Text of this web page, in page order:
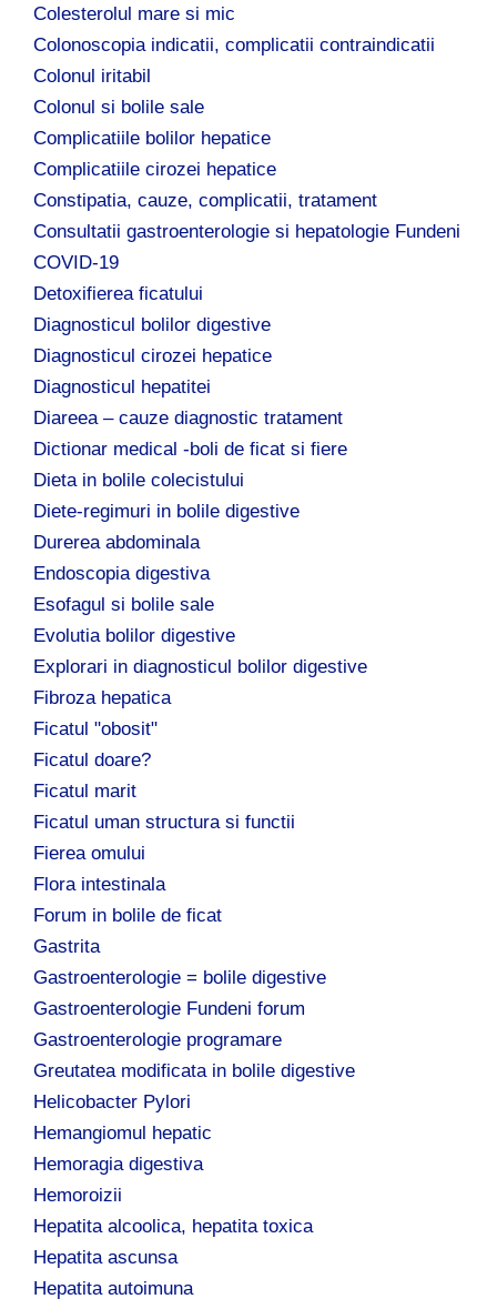
Colesterolul mare si mic
Colonoscopia indicatii, complicatii contraindicatii
Colonul iritabil
Colonul si bolile sale
Complicatiile bolilor hepatice
Complicatiile cirozei hepatice
Constipatia, cauze, complicatii, tratament
Consultatii gastroenterologie si hepatologie Fundeni
COVID-19
Detoxifierea ficatului
Diagnosticul bolilor digestive
Diagnosticul cirozei hepatice
Diagnosticul hepatitei
Diareea – cauze diagnostic tratament
Dictionar medical -boli de ficat si fiere
Dieta in bolile colecistului
Diete-regimuri in bolile digestive
Durerea abdominala
Endoscopia digestiva
Esofagul si bolile sale
Evolutia bolilor digestive
Explorari in diagnosticul bolilor digestive
Fibroza hepatica
Ficatul "obosit"
Ficatul doare?
Ficatul marit
Ficatul uman structura si functii
Fierea omului
Flora intestinala
Forum in bolile de ficat
Gastrita
Gastroenterologie = bolile digestive
Gastroenterologie Fundeni forum
Gastroenterologie programare
Greutatea modificata in bolile digestive
Helicobacter Pylori
Hemangiomul hepatic
Hemoragia digestiva
Hemoroizii
Hepatita alcoolica, hepatita toxica
Hepatita ascunsa
Hepatita autoimuna